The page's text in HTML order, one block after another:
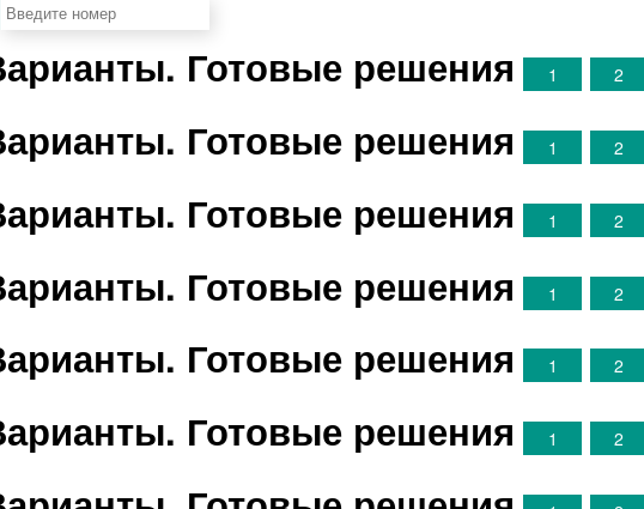
Готовые решения 1 2
Готовые решения 1 2
Готовые решения 1 2
Готовые решения 1 2
Готовые решения 1 2
Готовые решения 1 2